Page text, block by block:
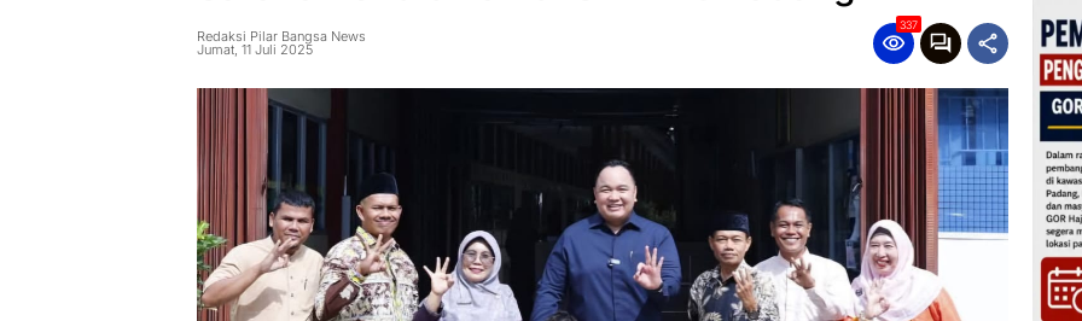
Redaksi Pilar Bangsa News
Jumat, 11 Juli 2025
337